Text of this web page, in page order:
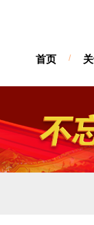
首页 /